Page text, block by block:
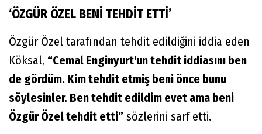
‘ÖZGÜR ÖZEL BENİ TEHDİT ETTİ’
Özgür Özel tarafından tehdit edildiğini iddia eden
Köksal, “Cemal Enginyurt'un tehdit iddiasını ben
de gördüm. Kim tehdit etmiş beni önce bunu
söylesinler. Ben tehdit edildim evet ama beni
Özgür Özel tehdit etti” sözlerini sarf etti.